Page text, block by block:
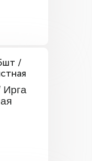
Ирга